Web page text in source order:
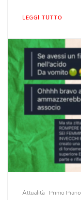
LEGGI TUTTO
Attualità Primo Piano